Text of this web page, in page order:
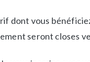
dont vous
seront closes